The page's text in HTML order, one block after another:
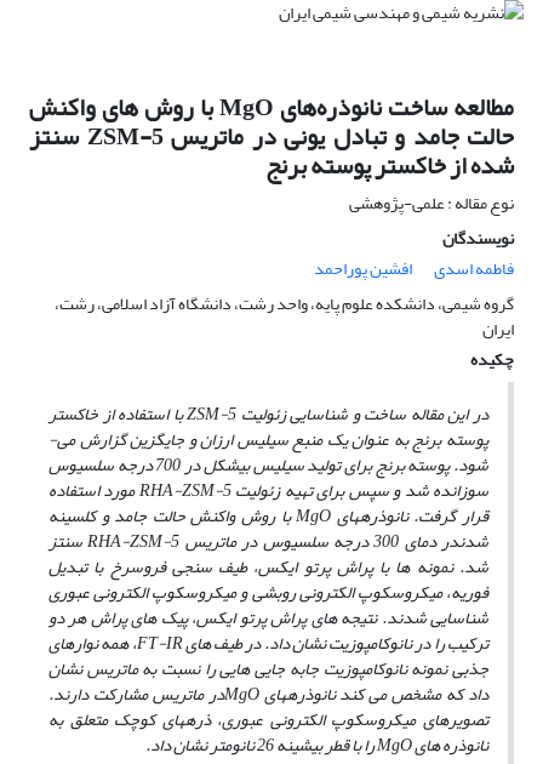
مطالعه ساخت نانوذره‌های MgO با روش های واکنش
حالت جامد و تبادل یونی در ماتریس ZSM-5 سنتز
شده از خاکستر پوسته برنج
نوع مقاله : علمی-پژوهشی
نویسندگان
فاطمه اسدی
افشین پوراحمد
گروه شیمی، دانشکده علوم پایه، واحد رشت، دانشگاه آزاد اسلامی، رشت،
ایران
چکیده
در این مقاله ساخت و شناسایی زئولیتZSM-5با استفاده از خاکستر
پوسته برنج به عنوان یک منبع سیلیس ارزان و جایگزین گزارش می­
شود. پوسته برنج برای تولید سیلیس بی­شکل در 700 درجه سلسیوس
سوزانده شدو سپسبرای تهیه زئولیتRHA-ZSM-5مورد استفاده
قرار گرفت. نانوذره­هایMgOبا روش واکنش حالت جامد و کلسینه
شدندر دمای 300 درجه سلسیوس در ماتریس RHA-ZSM-5سنتز
شد. نمونه ها با پراش پرتو ایکس، طیف سنجی فروسرخ با تبدیل
فوریه، میکروسکوپ الکترونی روبشی و میکروسکوپ الکترونی عبوری
شناسایی شدند. نتیجه­ های پراش پرتو ایکس، پیک های پراش هر دو
ترکیب را در نانوکامپوزیت نشان داد. در طیف هایFT-IR، همه نوارهای
جذبی نمونه نانوکامپوزیت جابه جایی هایی را نسبت به ماتریس نشان
داد که مشخص می­ کند نانوذره­هایMgOدر ماتریس مشارکت دارند.
تصویرهای میکروسکوپ الکترونی عبوری، ذره­های کوچک متعلق به
نانوذره ­هایMgOرابا قطر بیشینه 26 نانومتر نشان داد.